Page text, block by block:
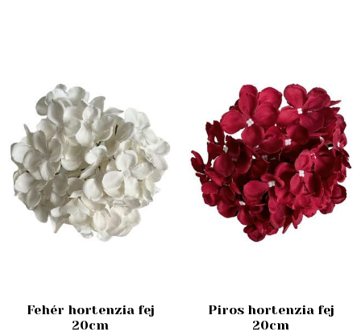
Fehér hortenzia fej
20cm
Piros hortenzia fej
20cm